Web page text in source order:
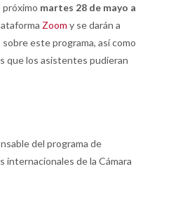
próximo martes 28 de mayo a
Zoom y se darán a
este programa, así como
que los asistentes pudieran
del programa de
de la Cámara